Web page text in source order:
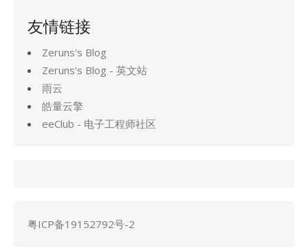
友情链接
Zeruns's Blog
Zeruns's Blog - 英文站
雨云
皓量云擎
eeClub - 电子工程师社区
粤ICP备19152792号-2